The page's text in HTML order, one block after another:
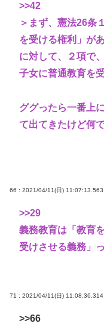
>>42
＞まず、憲法26条
を受ける権利」が
に対して、２項で
子女に普通教育を
ググったら一番上
て出てきたけど何
66 : 2021/04/11(日) 11:07:13.563
>>29
義務教育は「教育
受けさせる義務」
71 : 2021/04/11(日) 11:08:36.314
>>66